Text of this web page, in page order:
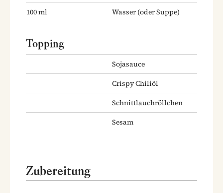
100ml Wasser (oder Suppe)
Topping
Sojasauce
Crispy Chiliöl
Schnittlauchröllchen
Sesam
Zubereitung